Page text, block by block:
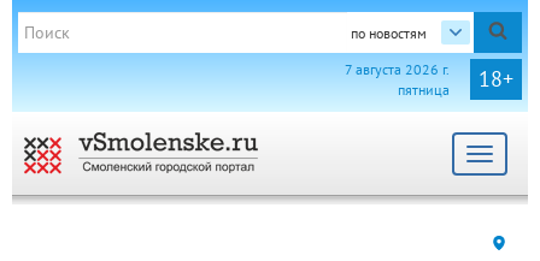
по новостям
18+
7 августа 2026 г.
пятница
Toggle